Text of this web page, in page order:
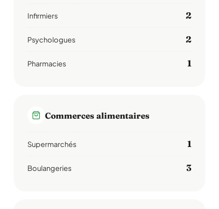
Infirmiers 2
Psychologues 2
Pharmacies 1
Commerces alimentaires
Supermarchés 1
Boulangeries 3